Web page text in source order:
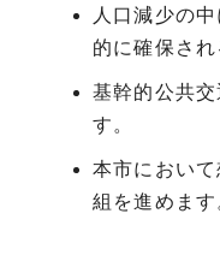
人口減少の
的に確保さ
基幹的公共
す。
本市におい
組を進めます